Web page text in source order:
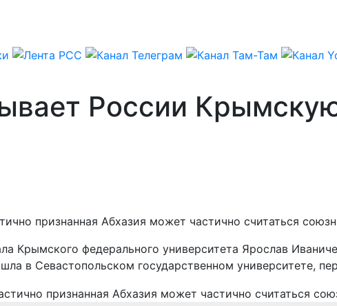
России
признанная Абхазия может частично считаться
Крымского федерального университета Ярослав
в Севастопольском государственном университете,